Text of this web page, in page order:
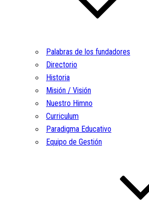
Palabras de los fundadores
Directorio
Historia
Misión / Visión
Nuestro Himno
Curriculum
Paradigma Educativo
Equipo de Gestión